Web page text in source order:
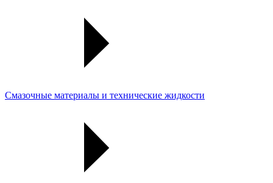
Смазочные материалы и технические жидкости